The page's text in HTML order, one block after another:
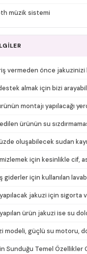
müzik sistemi
vermeden önce jakuzinizi
almak için bizi
montajı yapılacağı
ürünün su
oluşabilecek sudan
için kesinlikle cif,
giderler için kullanılan
jakuzi için sigorta
ürün jakuzi ise su
modeli, güçlü su motoru,
Sunduğu Temel Özellikler